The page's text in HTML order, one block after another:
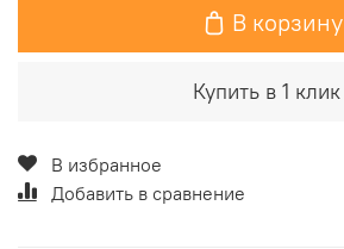
В корзину
Купить в 1 клик
В избранное
Добавить в сравнение